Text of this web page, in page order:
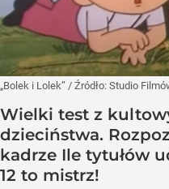
„Bolek i Lolek” / Źródło: Studio
Wielki test z
dzieciństwa.
kadrze Ile tytułów
12 to mistrz!